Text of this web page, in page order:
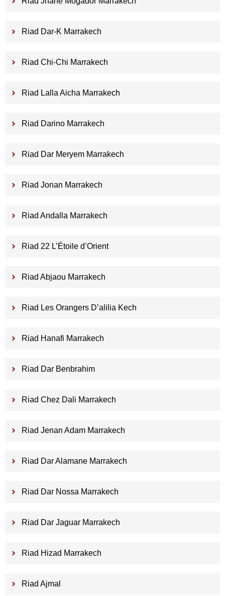
Riad Dar-K Marrakech
Riad Chi-Chi Marrakech
Riad Lalla Aicha Marrakech
Riad Darino Marrakech
Riad Dar Meryem Marrakech
Riad Jonan Marrakech
Riad Andalla Marrakech
Riad 22 L’Étoile d’Orient
Riad Abjaou Marrakech
Riad Les Orangers D’alilia Kech
Riad Hanafi Marrakech
Riad Dar Benbrahim
Riad Chez Dali Marrakech
Riad Jenan Adam Marrakech
Riad Dar Alamane Marrakech
Riad Dar Nossa Marrakech
Riad Dar Jaguar Marrakech
Riad Hizad Marrakech
Riad Ajmal